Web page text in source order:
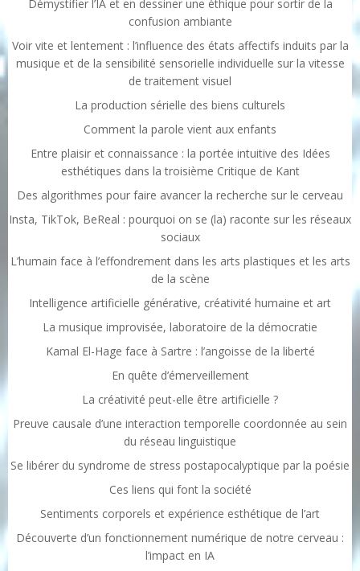
Démystifier l’IA et en dessiner une éthique pour sortir de la
confusion ambiante
Voir vite et lentement : l’influence des états affectifs induits par la
musique et de la sensibilité sensorielle individuelle sur la vitesse
de traitement visuel
La production sérielle des biens culturels
Comment la parole vient aux enfants
Entre plaisir et connaissance : la portée intuitive des Idées
esthétiques dans la troisième Critique de Kant
Des algorithmes pour faire avancer la recherche sur le cerveau
Insta, TikTok, BeReal : pourquoi on se (la) raconte sur les réseaux
sociaux
L’humain face à l’effondrement dans les arts plastiques et les arts
de la scène
Intelligence artificielle générative, créativité humaine et art
La musique improvisée, laboratoire de la démocratie
Kamal El-Hage face à Sartre : l’angoisse de la liberté
En quête d’émerveillement
La créativité peut-elle être artificielle ?
Preuve causale d’une interaction temporelle coordonnée au sein
du réseau linguistique
Se libérer du syndrome de stress postapocalyptique par la poésie
Ces liens qui font la société
Sentiments corporels et expérience esthétique de l’art
Découverte d’un fonctionnement numérique de notre cerveau :
l’impact en IA